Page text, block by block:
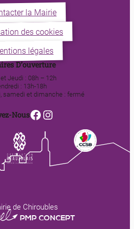
la Mairie
des cookies
légales
D’ouverture
Jeudi : 08h – 12h
: 13h-18h
samedi et dimanche : fermé
NousFacebook
Instagram
de Chiroubles
PMP CONCEPT